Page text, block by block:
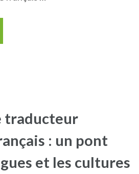
traducteur
: un pont
et les cultures